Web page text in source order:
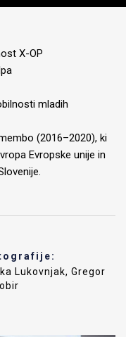
X-OP
mladih
(2016–2020), ki
Evropske unije in
Lukovnjak, Gregor